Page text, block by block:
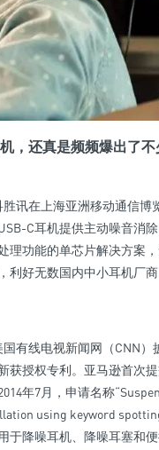
，还真是频频爆出了不
胜讯在上海亚洲移动通信博
C耳机提供主动噪音消除
理功能的单芯片解决方案
利好无数国内中小耳机厂商
国有线电视新闻网（CNN）
获授权专利。亚马逊首次
年7月，申请名称
using keyword
于降噪耳机、降噪耳塞和